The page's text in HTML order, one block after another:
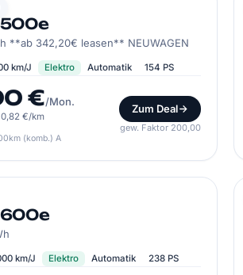
**ab 342,20€ leasen** NEUWAGEN
km/J Elektro Automatik 154 PS
€/Mon.
0,82 €/km
Zum Deal
gew. Faktor 200,00
(komb.) A
km/J Elektro Automatik 238 PS